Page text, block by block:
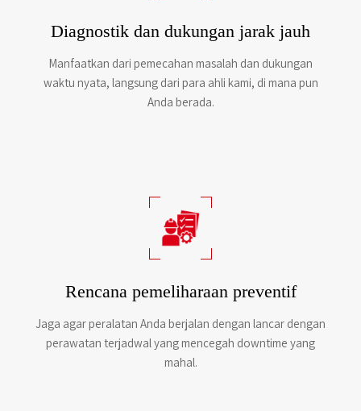
Diagnostik dan dukungan jarak jauh
Manfaatkan dari pemecahan masalah dan dukungan
waktu nyata, langsung dari para ahli kami, di mana pun
Anda berada.
Rencana pemeliharaan preventif
Jaga agar peralatan Anda berjalan dengan lancar dengan
perawatan terjadwal yang mencegah downtime yang
mahal.